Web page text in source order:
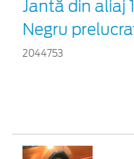
Jantă din aliaj
Negru
2044753